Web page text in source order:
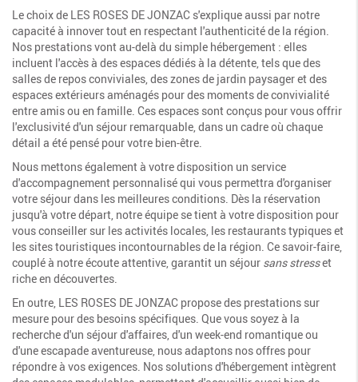
Le choix de LES ROSES DE JONZAC s'explique aussi par notre
capacité à innover tout en respectant l'authenticité de la région.
Nos prestations vont au-delà du simple hébergement : elles
incluent l'accès à des espaces dédiés à la détente, tels que des
salles de repos conviviales, des zones de jardin paysager et des
espaces extérieurs aménagés pour des moments de convivialité
entre amis ou en famille. Ces espaces sont conçus pour vous offrir
l'exclusivité d'un séjour remarquable, dans un cadre où chaque
détail a été pensé pour votre bien-être.
Nous mettons également à votre disposition un service
d'accompagnement personnalisé qui vous permettra d'organiser
votre séjour dans les meilleures conditions. Dès la réservation
jusqu'à votre départ, notre équipe se tient à votre disposition pour
vous conseiller sur les activités locales, les restaurants typiques et
les sites touristiques incontournables de la région. Ce savoir-faire,
couplé à notre écoute attentive, garantit un séjour sans stresset
riche en découvertes.
En outre, LES ROSES DE JONZAC propose des prestations sur
mesure pour des besoins spécifiques. Que vous soyez à la
recherche d'un séjour d'affaires, d'un week-end romantique ou
d'une escapade aventureuse, nous adaptons nos offres pour
répondre à vos exigences. Nos solutions d'hébergement intègrent